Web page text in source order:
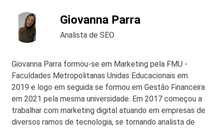
Giovanna Parra
Analista de SEO
Giovanna Parra formou-se em Marketing pela FMU -
Faculdades Metropolitanas Unidas Educacionais em
2019 e logo em seguida se formou em Gestão Financeira
em 2021 pela mesma universidade. Em 2017 começou a
trabalhar com marketing digital atuando em empresas de
diversos ramos de tecnologia, se tornando analista de